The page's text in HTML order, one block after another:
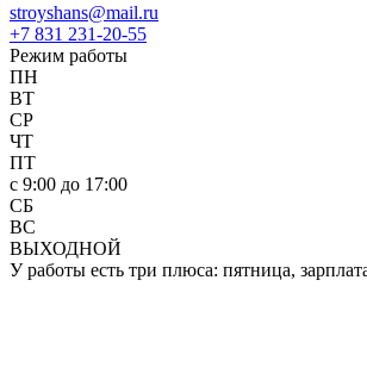
stroyshans@mail.ru
+7 831 231-20-55
Режим работы
ПН
ВТ
СР
ЧТ
ПТ
c 9:00 до 17:00
СБ
ВС
ВЫХОДНОЙ
У работы есть три плюса: пятница,